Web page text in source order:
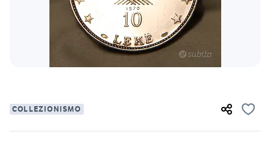
COLLEZIONISMO